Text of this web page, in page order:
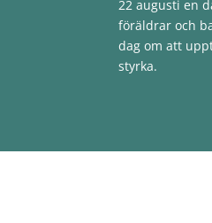
22 augusti en
föräldrar och
dag om att
styrka.